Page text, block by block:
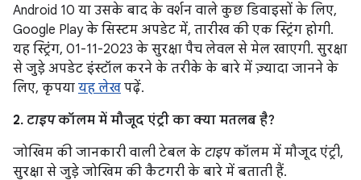
Android 10 या उसके बाद के वर्शन वाले कुछ डिवाइसों के लिए,
Google Play के सिस्टम अपडेट में, तारीख की एक स्ट्रिंग होगी.
यह स्ट्रिंग, 01-11-2023 के सुरक्षा पैच लेवल से मेल खाएगी. सुरक्षा
से जुड़े अपडेट इंस्टॉल करने के तरीके के बारे में ज़्यादा जानने के
लिए, कृपया यह लेख पढ़ें.
2. टाइपकॉलम में मौजूद एंट्री का क्या मतलब है?
जोखिम की जानकारी वाली टेबल के टाइपकॉलम में मौजूद एंट्री,
सुरक्षा से जुड़े जोखिम की कैटगरी के बारे में बताती हैं.